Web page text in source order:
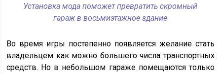
Установка мода поможет превратить скромный
гараж в восьмиэтажное здание
Во время игры постепенно появляется желание стать
владельцем как можно большего числа транспортных
средств. Но в небольшом гараже помещаются только